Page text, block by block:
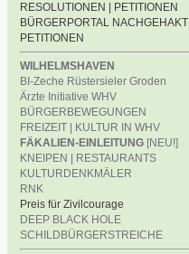
RESOLUTIONEN | PETITIONEN
BÜRGERPORTAL NACHGEHAKT
PETITIONEN
WILHELMSHAVEN
BI-Zeche Rüstersieler Groden
Ärzte Initiative WHV
BÜRGERBEWEGUNGEN
FREIZEIT | KULTUR IN WHV
FÄKALIEN-EINLEITUNG [NEU!]
KNEIPEN | RESTAURANTS
KULTURDENKMÄLER
RNK
Preis für Zivilcourage
DEEP BLACK HOLE
SCHILDBÜRGERSTREICHE